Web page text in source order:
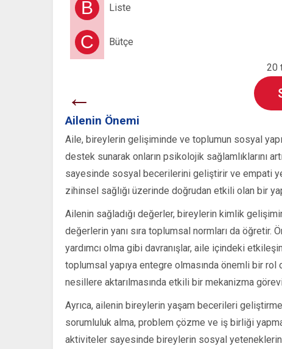
B Liste
C Bütçe
20
←
Ailenin Önemi
Aile, bireylerin gelişiminde ve toplumun sosyal
destek sunarak onların psikolojik sağlamlıklarını
sayesinde sosyal becerilerini geliştirir ve empati
zihinsel sağlığı üzerinde doğrudan etkili olan bir
Ailenin sağladığı değerler, bireylerin kimlik
değerlerin yanı sıra toplumsal normları da öğretir.
yardımcı olma gibi davranışlar, aile içindeki
toplumsal yapıya entegre olmasında önemli bir
nesillere aktarılmasında etkili bir mekanizma
Ayrıca, ailenin bireylerin yaşam becerileri
sorumluluk alma, problem çözme ve iş birliği
aktiviteler sayesinde bireylerin sosyal